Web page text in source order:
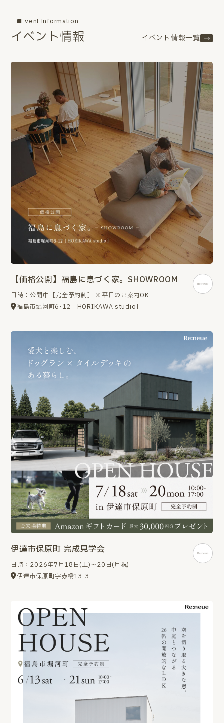
Event Information
イベント情報 イベント情報一覧
【価格公開】福島に息づく家。SHOWROOM
日時：公開中［完全予約制］ ※平日のご案内OK
福島市堀河町6-12［HORIKAWA studio］
伊達市保原町 完成見学会
日時：2026年7月18日(土)～20日(月祝)
伊達市保原町字赤橋13-3